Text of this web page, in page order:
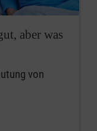
aber was
von